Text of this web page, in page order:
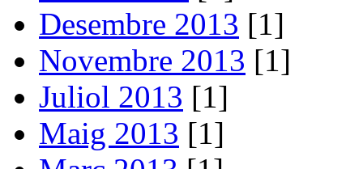
Desembre 2013 [1]
Novembre 2013 [1]
Juliol 2013 [1]
Maig 2013 [1]